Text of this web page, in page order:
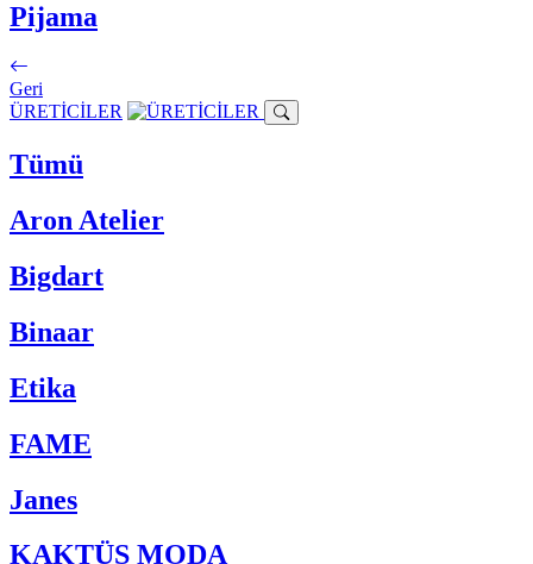
Pijama
Geri
ÜRETİCİLER
Tümü
Aron Atelier
Bigdart
Binaar
Etika
FAME
Janes
KAKTÜS MODA